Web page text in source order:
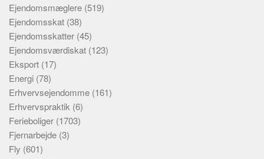
Ejendomsmæglere (519)
Ejendomsskat (38)
Ejendomsskatter (45)
Ejendomsværdiskat (123)
Eksport (17)
Energi (78)
Erhvervsejendomme (161)
Erhvervspraktik (6)
Ferieboliger (1703)
Fjernarbejde (3)
Fly (601)